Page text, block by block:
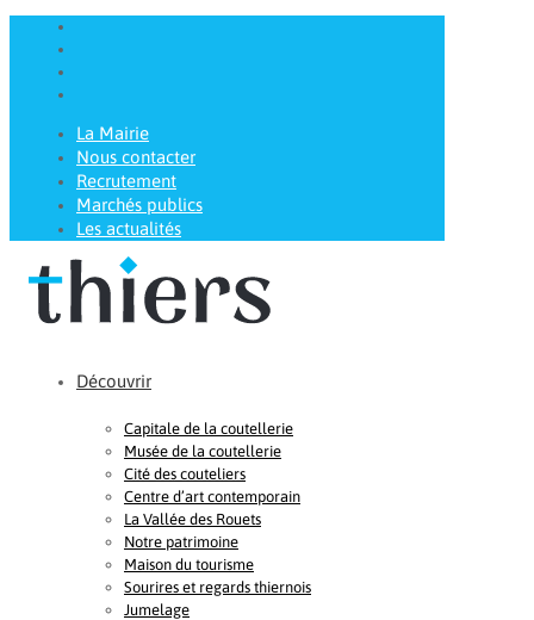
La Mairie
Nous contacter
Recrutement
Marchés publics
Les actualités
Découvrir
Capitale de la coutellerie
Musée de la coutellerie
Cité des couteliers
Centre d’art contemporain
La Vallée des Rouets
Notre patrimoine
Maison du tourisme
Sourires et regards thiernois
Jumelage